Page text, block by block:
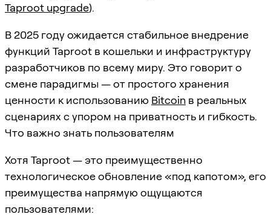
Taproot upgrade).
В 2025 году ожидается стабильное внедрение
функций Taproot в кошельки и инфраструктуру
разработчиков по всему миру. Это говорит о
смене парадигмы — от простого хранения
ценности к использованию Bitcoin в реальных
сценариях с упором на приватность и гибкость.
Что важно знать пользователям
Хотя Taproot — это преимущественно
технологическое обновление «под капотом», его
преимущества напрямую ощущаются
пользователями: